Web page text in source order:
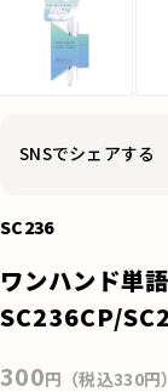
SNSでシェアする
SC236
ワンハンド単
SC236CP/
300円（税込330円）